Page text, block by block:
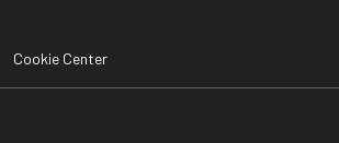
Cookie Center